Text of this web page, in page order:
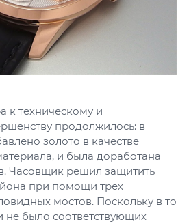
к техническому и
продолжилось: в
золото в качестве
и была доработана
Часовщик решил защитить
при помощи трех
мостов. Поскольку в то
было соответствующих